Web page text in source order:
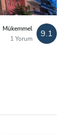
Mükemmel
1 Yorum
9.1